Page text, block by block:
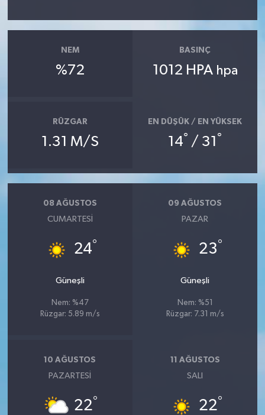
NEM
%72
BASINÇ
1012 HPA hpa
RÜZGAR
1.31 M/S
EN DÜŞÜK / EN YÜKSEK
14° / 31 °
08 AĞUSTOS
CUMARTESI
24°
Güneşli
Nem: %47
Rüzgar: 5.89 m/s
09 AĞUSTOS
PAZAR
23°
Güneşli
Nem: %51
Rüzgar: 7.31 m/s
10 AĞUSTOS
PAZARTESI
22°
11 AĞUSTOS
SALI
22°